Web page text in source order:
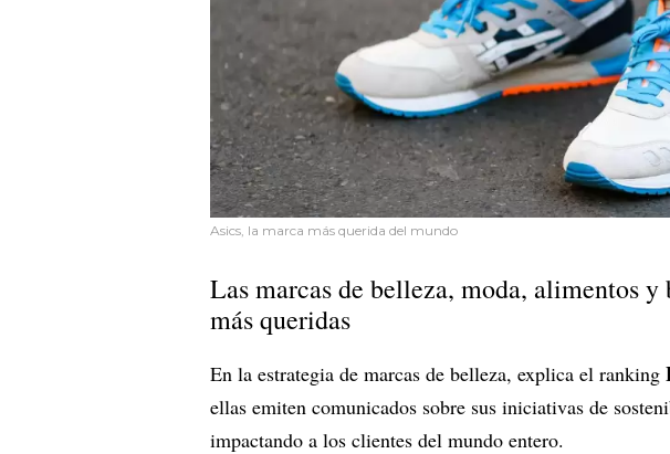
Asics, la marca más querida del mundo
Las marcas de belleza, moda, alimentos y
más queridas
En la estrategia de marcas de belleza, explica el ranking
ellas emiten comunicados sobre sus iniciativas de
impactando a los clientes del mundo entero.